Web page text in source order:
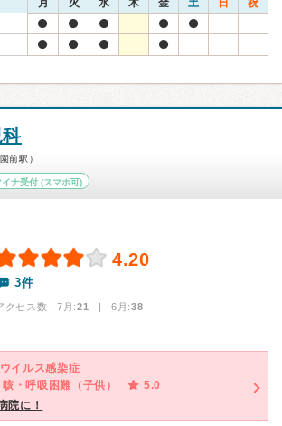
月 火 水 木 金 土 日 祝
前駅）
イナ受付(スマホ可)
4.20
3件
クセス数 7月:21 | 6月:38
イルス感染症
・呼吸困難（子供）
5.0
院に！